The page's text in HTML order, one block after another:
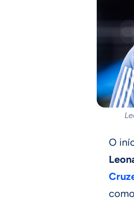
O